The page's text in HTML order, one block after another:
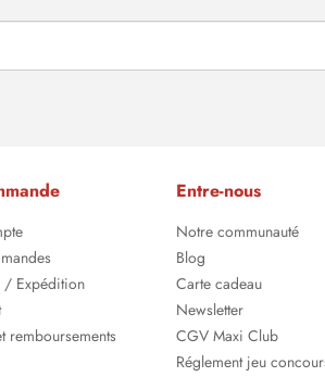
/ Expédition
remboursements
Entre-nous
Notre communauté
Blog
Carte cadeau
Newsletter
CGV Maxi Club
Réglement jeu